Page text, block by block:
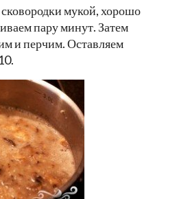
мукой, хорошо
пару минут. Затем
и перчим. Оставляем